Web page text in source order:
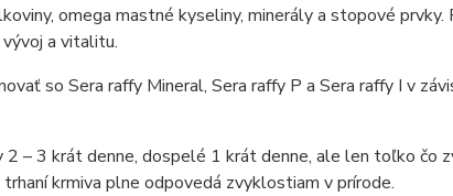
omega mastné kyseliny, minerály a stopové prvky.
a vitalitu.
so Sera raffy Mineral, Sera raffy P a Sera raffy I v
– 3 krát denne, dospelé 1 krát denne, ale len toľko čo
krmiva plne odpovedá zvyklostiam v prírode.